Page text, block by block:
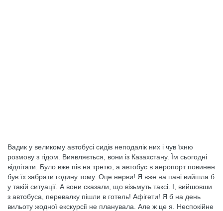
Вадик у великому автобусі сидів неподалік них і чув їхню
розмову з гідом. Виявляється, вони із Казахстану. Їм сьогодні
відлітати. Було вже пів на третю, а автобус в аеропорт повинен
був їх забрати годину тому. Оце нерви! Я вже на пані вийшла б
у такій ситуації. А вони сказали, що візьмуть таксі. І, вийшовши
з автобуса, перевалку пішли в готель! Афігети! Я б на день
вильоту жодної екскурсії не планувала. Але ж це я. Неспокійне